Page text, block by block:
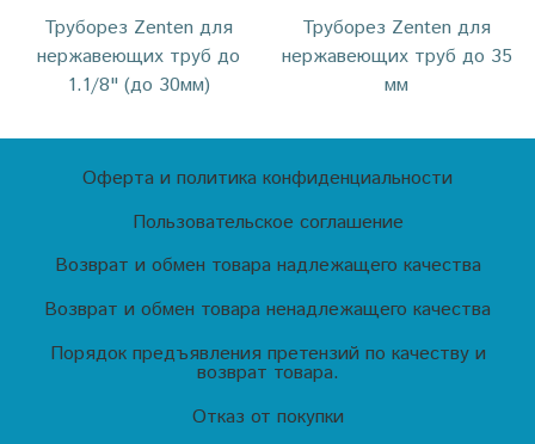
Труборез Zenten для
нержавеющих труб до
1.1/8" (до 30мм)
Труборез Zenten для
нержавеющих труб до 35
мм
Оферта и политика конфиденциальности
Пользовательское соглашение
Возврат и обмен товара надлежащего качества
Возврат и обмен товара ненадлежащего качества
Порядок предъявления претензий по качеству и
возврат товара.
Отказ от покупки